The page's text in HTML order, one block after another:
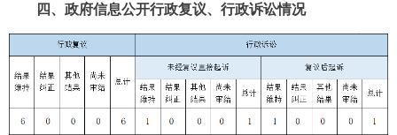
四、政府信息公开行政复议、行政诉讼情况